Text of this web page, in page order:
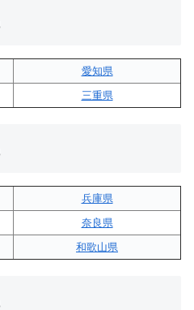
愛知県
三重県
兵庫県
奈良県
和歌山県